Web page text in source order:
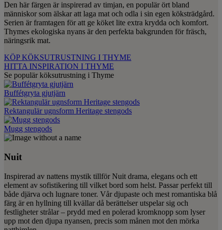
Den här färgen är inspirerad av timjan, en populär ört bland
människor som älskar att laga mat och odla i sin egen köksträdgård.
Serien är framtagen för att ge köket lite extra krydda och komfort.
Thymes ekologiska nyans är den perfekta bakgrunden för fräsch,
näringsrik mat.
KÖP KÖKSUTRUSTNING I THYME
HITTA INSPIRATION I THYME
Se populär köksutrustning i Thyme
Buffétgryta gjutjärn
Rektangulär ugnsform Heritage stengods
Mugg stengods
Nuit
Inspirerad av nattens mystik tillför Nuit drama, elegans och ett
element av sofistikering till vilket bord som helst. Passar perfekt till
både djärva och lugnare toner. Vår djupaste och mest romantiska blå
färg är en hyllning till kvällar då berättelser utspelar sig och
festligheter strålar – prydd med en polerad kromknopp som lyser
upp mot den djupa nyansen, precis som månen mot den mörka